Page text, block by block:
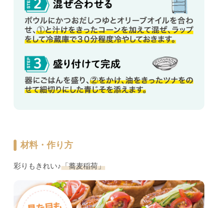
材料・作り方
彩りもきれい♪「蕎麦稲荷」